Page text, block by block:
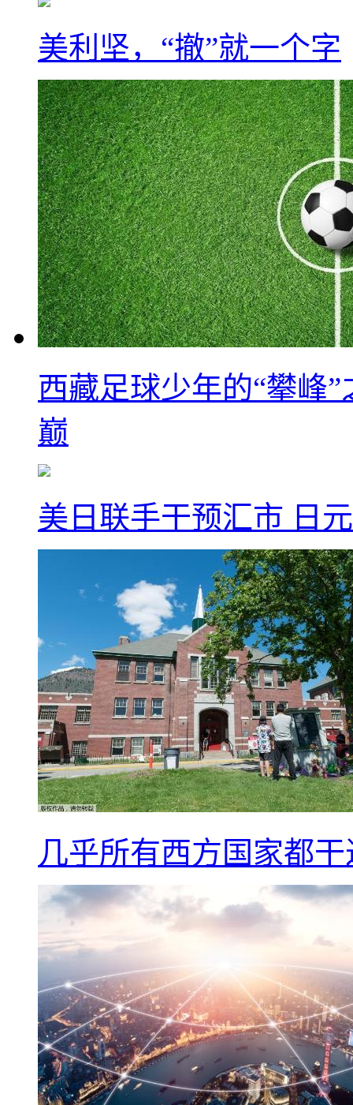
美利坚，“撤”就一个字
西藏足球少年的“攀峰
巅
美日联手干预汇市 日
几乎所有西方国家都